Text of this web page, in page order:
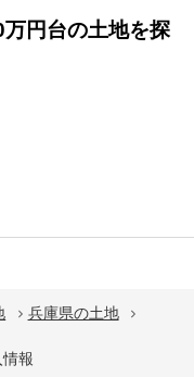
円台の土地を探
兵庫県の土地
報